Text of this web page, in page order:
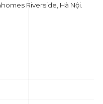
Riverside, Hà Nội.